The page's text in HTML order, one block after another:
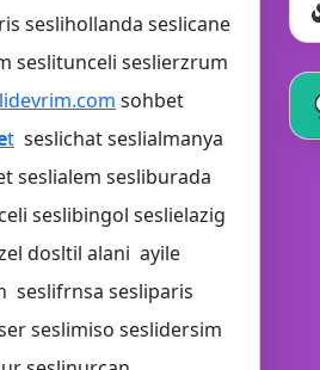
seslihollanda seslicane
seslitunceli seslierzrum
sohbet
t seslichat seslialmanya
seslialem sesliburada
seslibingol seslielazig
dosltil alani ayile
seslifrnsa sesliparis
seslimiso seslidersim